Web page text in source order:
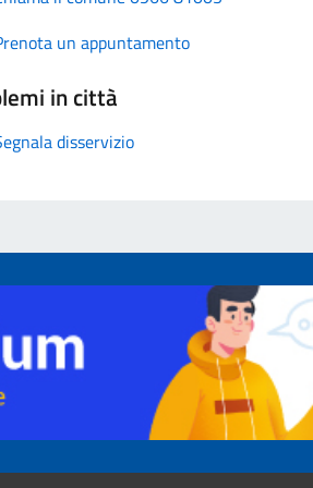
un appuntamento
in città
disservizio